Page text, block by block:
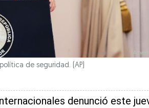
de seguridad. (AP)
denunció este